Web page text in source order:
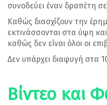
συνοδεύει έναν δραπέτη
Καθώς διασχίζουν την
εκτινάσσονται στα ύψη
καθώς δεν είναι όλοι οι
Δεν υπάρχει διαφυγή στα
Βίντεο και